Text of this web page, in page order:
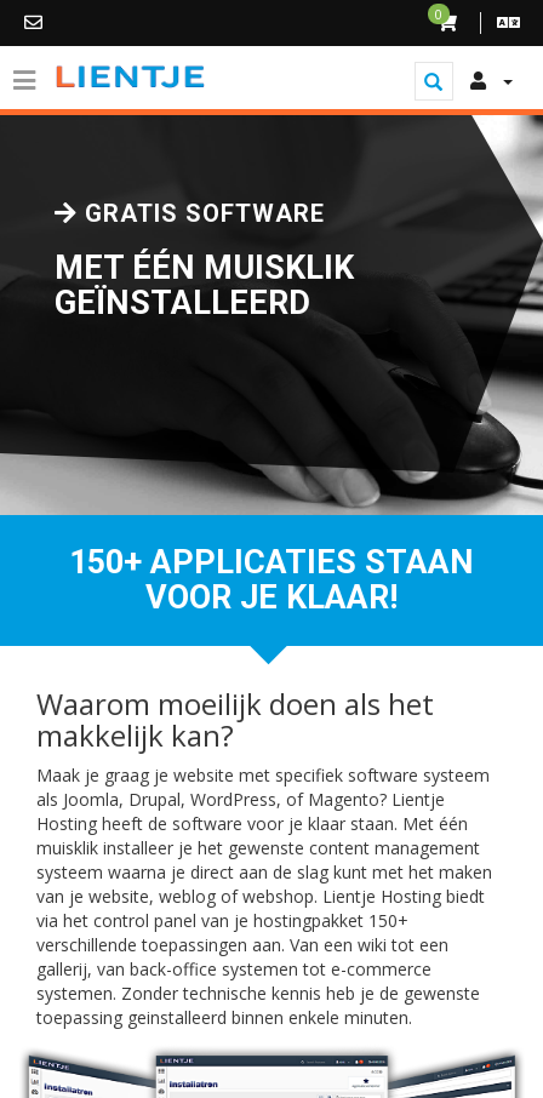
0
GRATIS SOFTWARE
MET ÉÉN MUISKLIK
GEÏNSTALLEERD
150+ APPLICATIES STAAN
VOOR JE KLAAR!
Waarom moeilijk doen als het
makkelijk kan?
Maak je graag je website met specifiek software systeem
als Joomla, Drupal, WordPress, of Magento? Lientje
Hosting heeft de software voor je klaar staan. Met één
muisklik installeer je het gewenste content management
systeem waarna je direct aan de slag kunt met het maken
van je website, weblog of webshop. Lientje Hosting biedt
via het control panel van je hostingpakket 150+
verschillende toepassingen aan. Van een wiki tot een
gallerij, van back-office systemen tot e-commerce
systemen. Zonder technische kennis heb je de gewenste
toepassing geinstalleerd binnen enkele minuten.